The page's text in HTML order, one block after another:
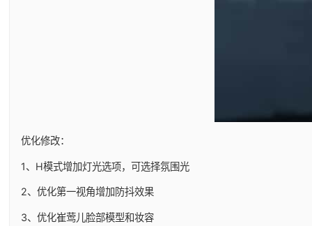
优化修改：
1、H模式增加灯光选项，可选择氛围光
2、优化第一视角增加防抖效果
3、优化崔莺儿脸部模型和妆容